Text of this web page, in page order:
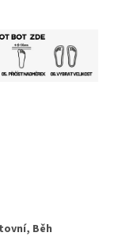
Běh